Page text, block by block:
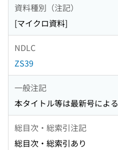
資料種別（注記）
[マイクロ資料]
NDLC
ZS39
一般注記
本タイトル等は最新号による
総目次・総索引注記
総目次・総索引あり